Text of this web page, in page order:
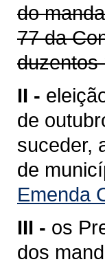
do
77 da
duzentos
II -
de
suceder,
de
Emenda
III - os
dos